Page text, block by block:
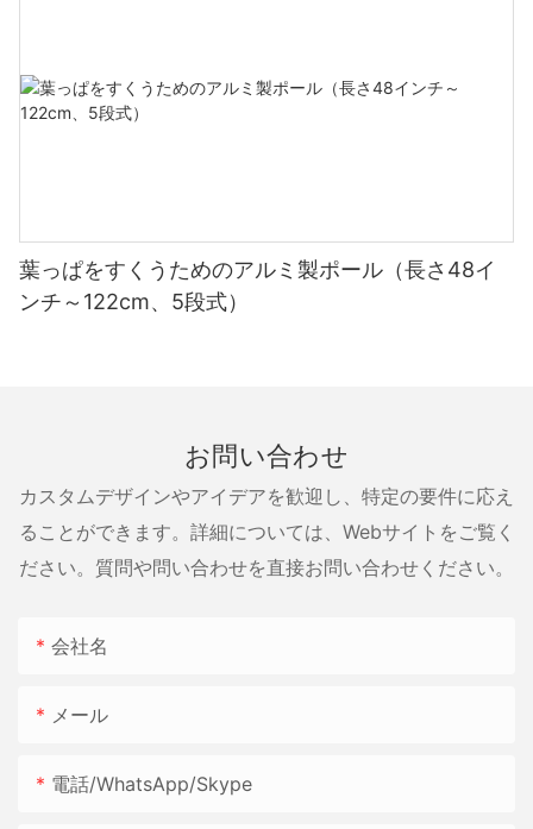
葉っぱをすくうためのアルミ製ポール（長さ48イ
ンチ～122cm、5段式）
お問い合わせ
カスタムデザインやアイデアを歓迎し、特定の要件に応え
ることができます。詳細については、Webサイトをご覧く
ださい。質問や問い合わせを直接お問い合わせください。
会社名
メール
電話/WhatsApp/Skype